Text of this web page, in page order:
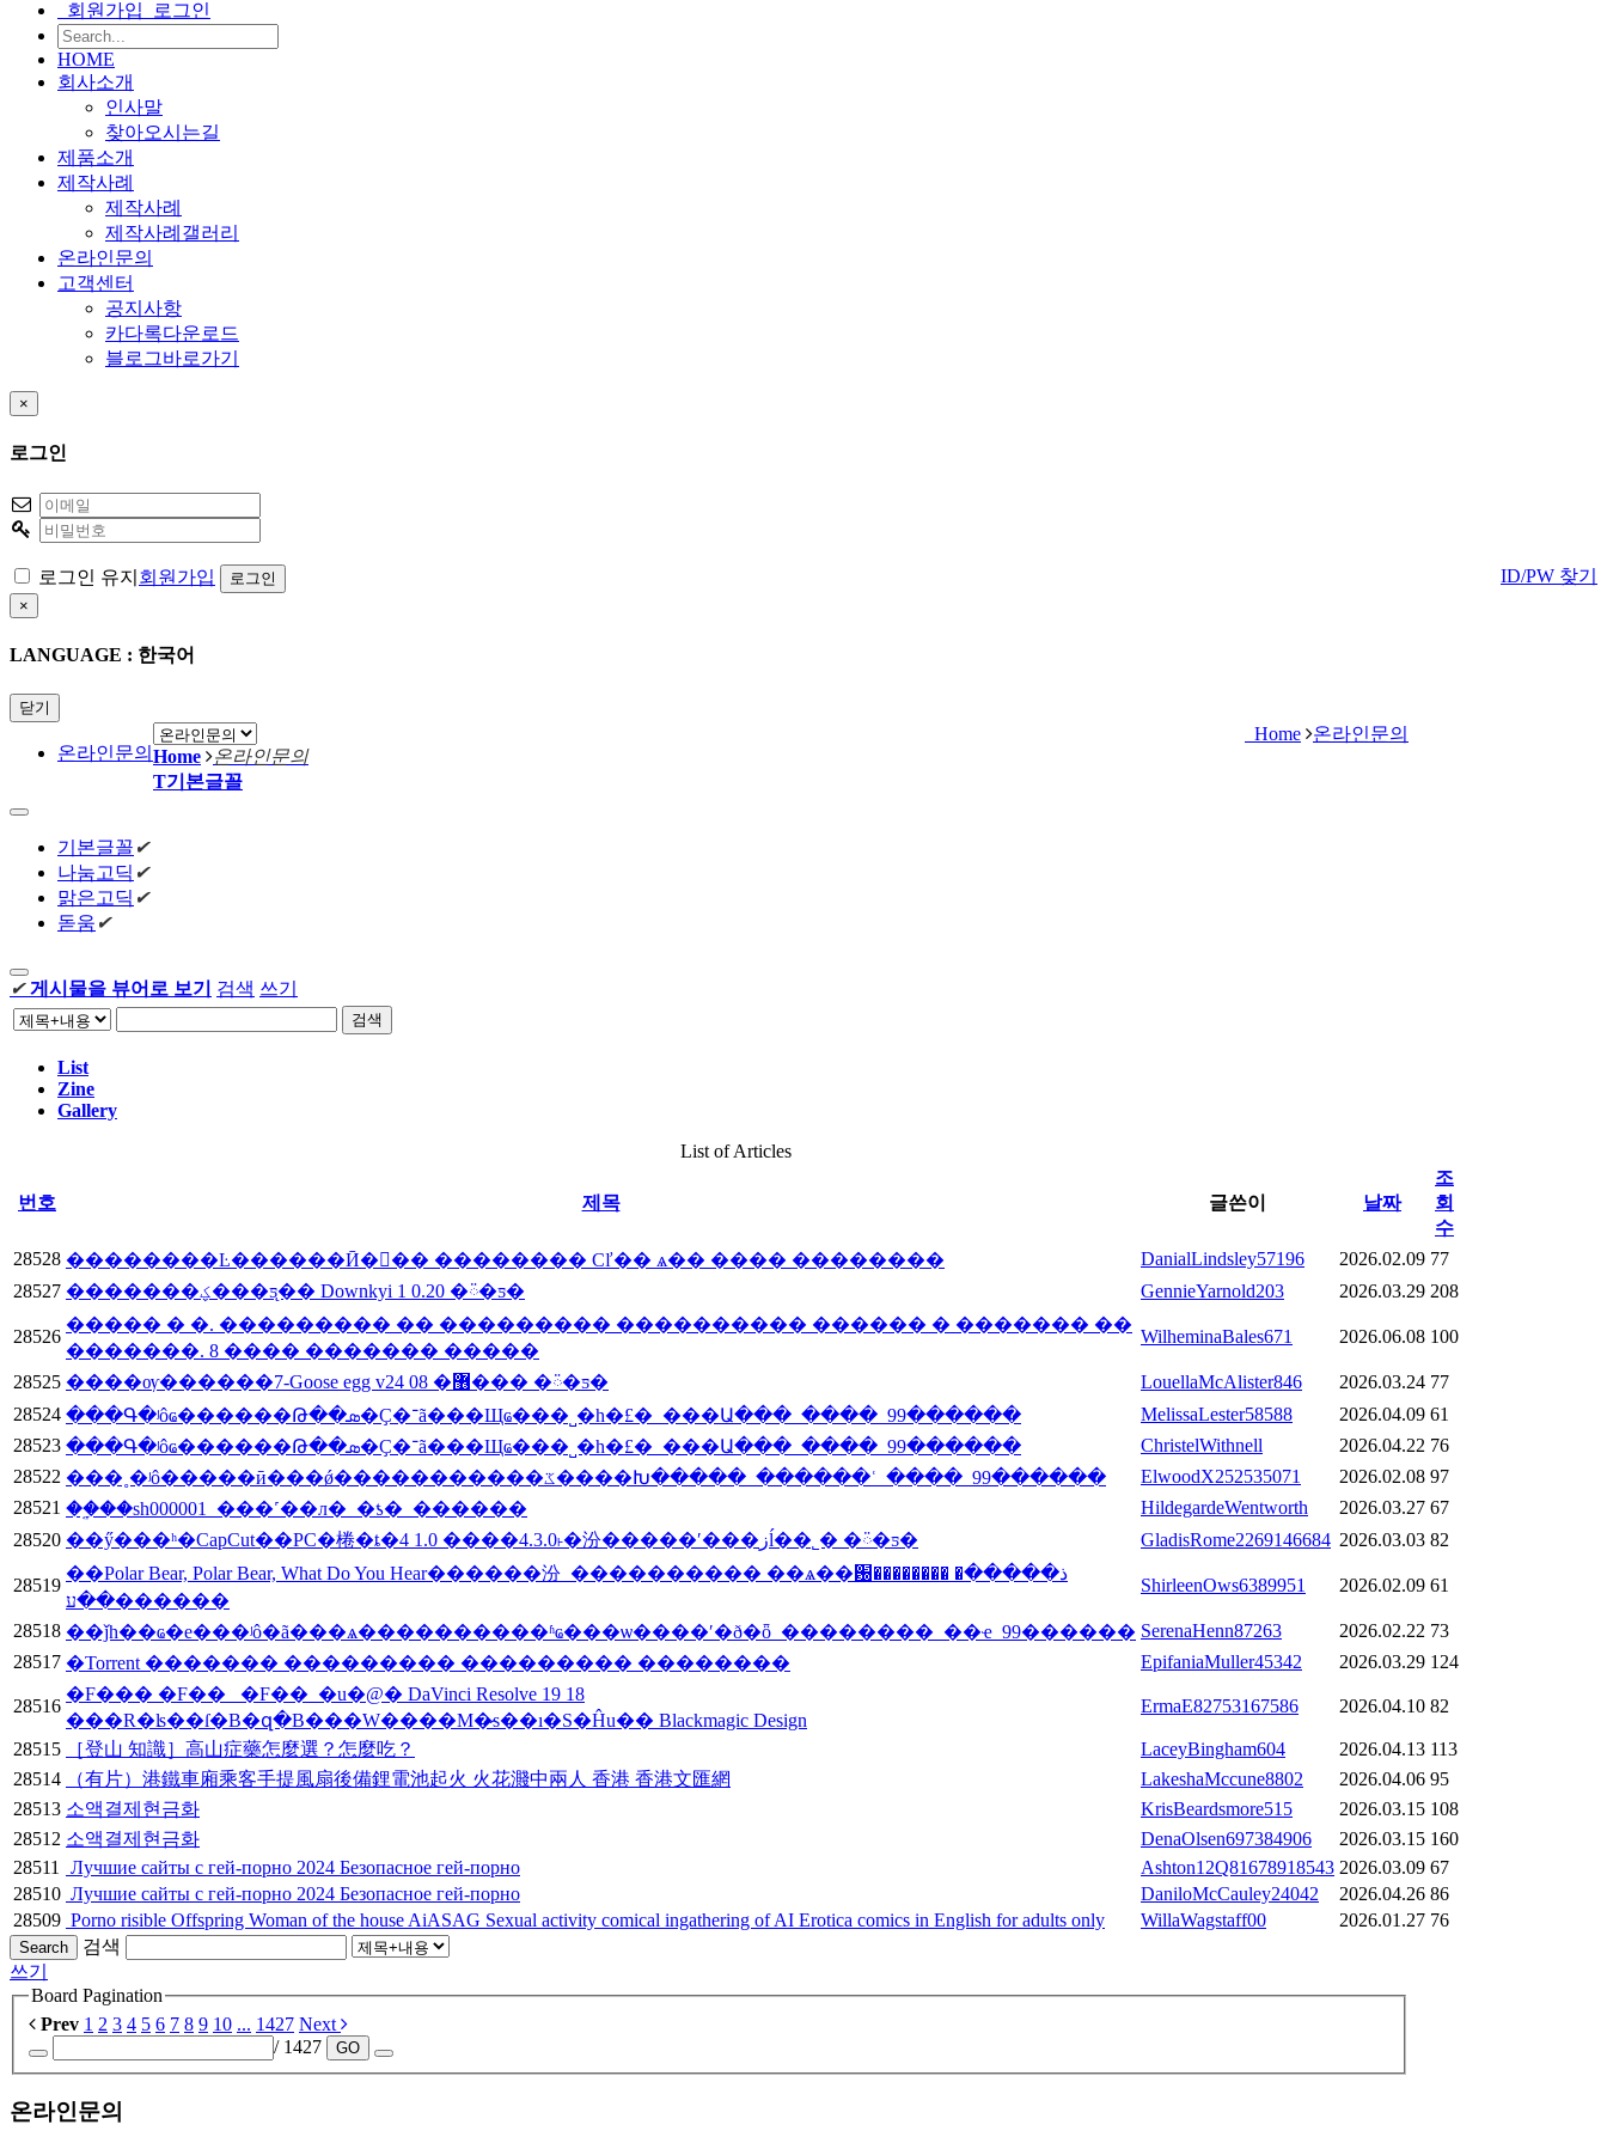
회원가입 로그인
HOME
회사소개
인사말
찾아오시는길
제품소개
제작사례
제작사례
제작사례갤러리
온라인문의
고객센터
공지사항
카다록다운로드
블로그바로가기
×
로그인
로그인 유지 ID/PW 찾기
회원가입
×
LANGUAGE : 한국어
닫기
온라인문의
Home
온라인문의
Home
온라인문의
T기본글꼴
기본글꼴 ✔
나눔고딕 ✔
맑은고딕 ✔
돋움 ✔
✔ 게시물을 뷰어로 보기 검색 쓰기
검색
List
Zine
Gallery
List of Articles
번호 제목 글쓴이 날짜
조
회
수
28528 ��������Ŀ������Ӣ�﷭�� �������� Сľ�� ѧ�� ���� �������� DanialLindsley57196 2026.02.09 77
28527
�������ؼ���ƽ̨�� Downkyi 1 0.20 �ᰮ�ƽ� GennieYarnold203 2026.03.29 208
28526
����� � �. ��������� �� ��������� ���������� ������ � ������� ��
�������. 8 ���� ������� �����
WilheminaBales671 2026.06.08 100
28525 ����ѹ������7-Goose egg v24 08 �޶��� �ᰮ�ƽ� LouellaMcAlister846 2026.03.24 77
28524
���Գ�ʲôҩ������Թ��ܣ�Ҫ�־ã���Щҩ���˽�һ�£�_���Ա���_����_99������ MelissaLester58588 2026.04.09 61
28523
���Գ�ʲôҩ������Թ��ܣ�Ҫ�־ã���Щҩ���˽�һ�£�_���Ա���_����_99������ ChristelWithnell 2026.04.22 76
28522
���˳�ʲô�����ӣ���ǿ�����������ػ����Խ�����_������ʿ_����_99������ ElwoodX252535071 2026.02.08 97
28521 ��ָ֤��sh000001_���˹��л�_�ƾ�_������ HildegardeWentworth 2026.03.27 67
28520
��ӳ���ʰ�CapCut��PC�棬�ȶ�4 1.0 ����4.3.0˫�汾�����ʹ���زĺ��˾� �ᰮ�ƽ� GladisRome2269146684 2026.03.03 82
28519
��Polar Bear, Polar Bear, What Do You Hear������汾_���������� ��ѧ��԰�������� �ذ�����
��ע������
ShirleenOws6389951 2026.02.09 61
28518 ��ǰһ��ҩ�е���ʲô�ã���ѧ����������ʱҩ���ѡ����ʹ�ð�ȫ_��������_��ҽ_99������ SerenaHenn87263 2026.02.22 73
28517 �Torrent ������� ��������� ��������� �������� EpifaniaMuller45342 2026.03.29 124
28516
�F��� �F��_ �F��_�u�@� DaVinci Resolve 19 18
���R�ʪ��ſ�B�զ�B���W����M�̷s��ı�S�Ĥu�� Blackmagic Design
ErmaE82753167586 2026.04.10 82
28515 ［登山 知識］高山症藥怎麼選？怎麼吃？ LaceyBingham604 2026.04.13 113
28514
（有片）港鐵車廂乘客手提風扇後備鋰電池起火 火花濺中兩人 香港 香港文匯網 LakeshaMccune8802 2026.04.06 95
28513 소액결제현금화 KrisBeardsmore515 2026.03.15 108
28512 소액결제현금화 DenaOlsen697384906 2026.03.15 160
28511
️‍ Лучшие сайты с гей-порно 2024 Безопасное гей-порно Ashton12Q81678918543 2026.03.09 67
28510 ️‍ Лучшие сайты с гей-порно 2024 Безопасное гей-порно DaniloMcCauley24042 2026.04.26 86
28509 ️ Porno risible Offspring Woman of the house AiASAG Sexual activity comical ingathering of AI Erotica comics in English for adults only WillaWagstaff00 2026.01.27 76
Search
검색
쓰기
Board Pagination
Prev 1 2 3 4 5 6 7 8 9 10 ... 1427 Next
/ 1427
GO
온라인문의